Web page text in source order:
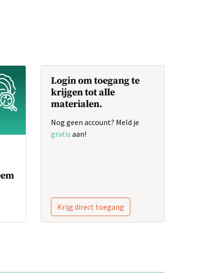
Login om toegang te
krijgen tot alle
materialen.
Nog geen account? Meld je
gratis aan!
Krijg direct toegang